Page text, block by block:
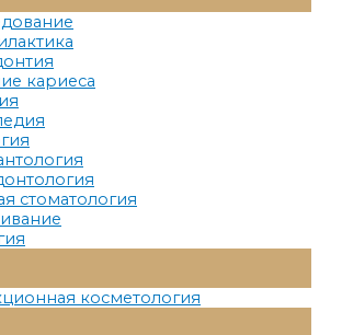
Меню
кариеса
стоматология
Меню
косметология